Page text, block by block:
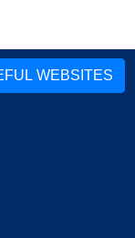
WEBSITES